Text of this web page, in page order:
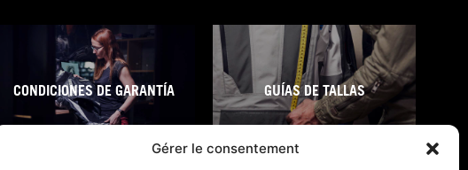
Gérer le consentement
CONDICIONES DE GARANTÍA GUÍAS DE TALLAS